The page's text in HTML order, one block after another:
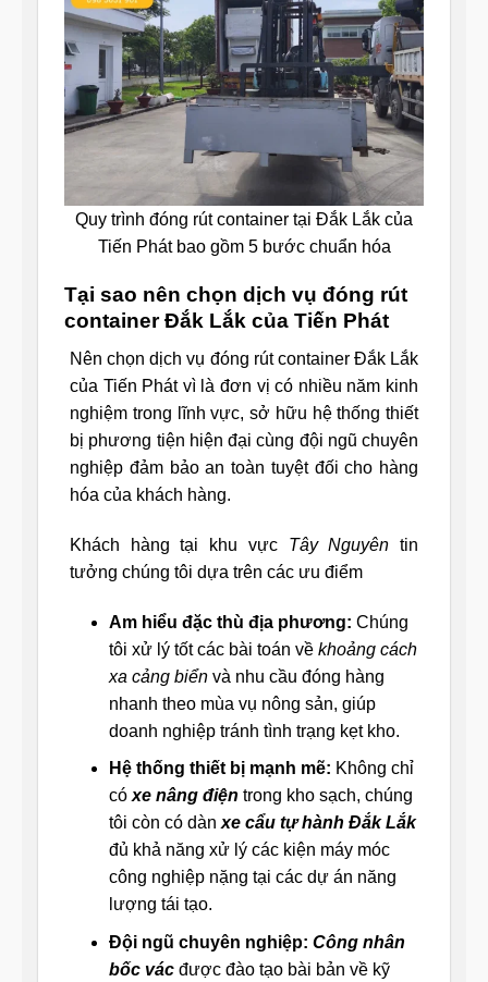
Quy trình đóng rút container tại Đắk Lắk của
Tiến Phát bao gồm 5 bước chuẩn hóa
Tại sao nên chọn dịch vụ đóng rút
container Đắk Lắk của Tiến Phát
Nên chọn dịch vụ đóng rút container Đắk Lắk
của Tiến Phát vì là đơn vị có nhiều năm kinh
nghiệm trong lĩnh vực, sở hữu hệ thống thiết
bị phương tiện hiện đại cùng đội ngũ chuyên
nghiệp đảm bảo an toàn tuyệt đối cho hàng
hóa của khách hàng.
Khách hàng tại khu vực Tây Nguyên tin
tưởng chúng tôi dựa trên các ưu điểm
Am hiểu đặc thù địa phương: Chúng
tôi xử lý tốt các bài toán về khoảng cách
xa cảng biểnvà nhu cầu đóng hàng
nhanh theo mùa vụ nông sản, giúp
doanh nghiệp tránh tình trạng kẹt kho.
Hệ thống thiết bị mạnh mẽ: Không chỉ
có xe nâng điện trong kho sạch, chúng
tôi còn có dàn xe cẩu tự hành Đắk Lắk
đủ khả năng xử lý các kiện máy móc
công nghiệp nặng tại các dự án năng
lượng tái tạo.
Đội ngũ chuyên nghiệp: Công nhân
bốc vácđược đào tạo bài bản về kỹ